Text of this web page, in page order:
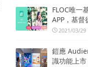
FLOC唯一
APP，基
2021/03/29
鎧應
識功能上市